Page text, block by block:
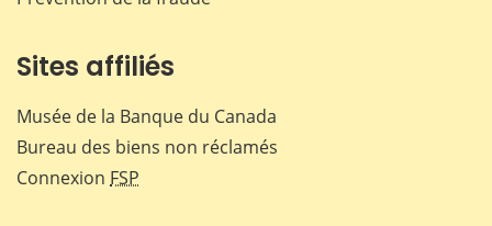
Sites affiliés
Musée de la Banque du Canada
Bureau des biens non réclamés
Connexion FSP